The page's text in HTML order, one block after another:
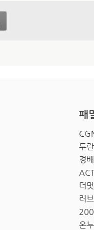
패
두
경
더
러
온